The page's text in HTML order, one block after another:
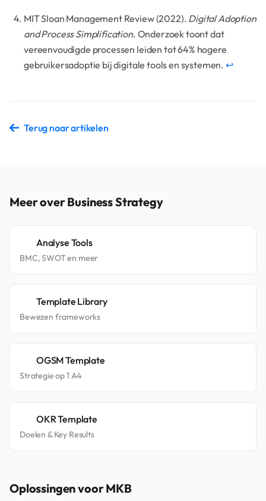
MIT Sloan Management Review (2022). Digital Adoption
and Process Simplification. Onderzoek toont dat
vereenvoudigde processen leiden tot 64% hogere
gebruikersadoptie bij digitale tools en systemen. ↩
Terug naar artikelen
Meer over Business Strategy
Analyse Tools
BMC, SWOT en meer
Template Library
Bewezen frameworks
OGSM Template
Strategie op 1 A4
OKR Template
Doelen & Key Results
Oplossingen voor MKB